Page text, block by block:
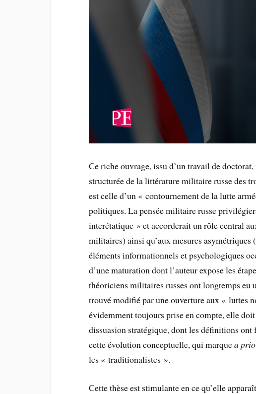
Ce riche ouvrage, issu d’un travail de
structurée de la littérature militaire russe des
est celle d’un « contournement de la lutte
politiques. La pensée militaire russe
interétatique » et accorderait un rôle central
militaires) ainsi qu’aux mesures asymétriques
éléments informationnels et psychologiques
d’une maturation dont l’auteur expose les
théoriciens militaires russes ont longtemps eu
trouvé modifié par une ouverture aux « luttes
évidemment toujours prise en compte, elle
dissuasion stratégique, dont les définitions
cette évolution conceptuelle, qui marquea
les « traditionalistes ».
Cette thèse est stimulante en ce qu’elle